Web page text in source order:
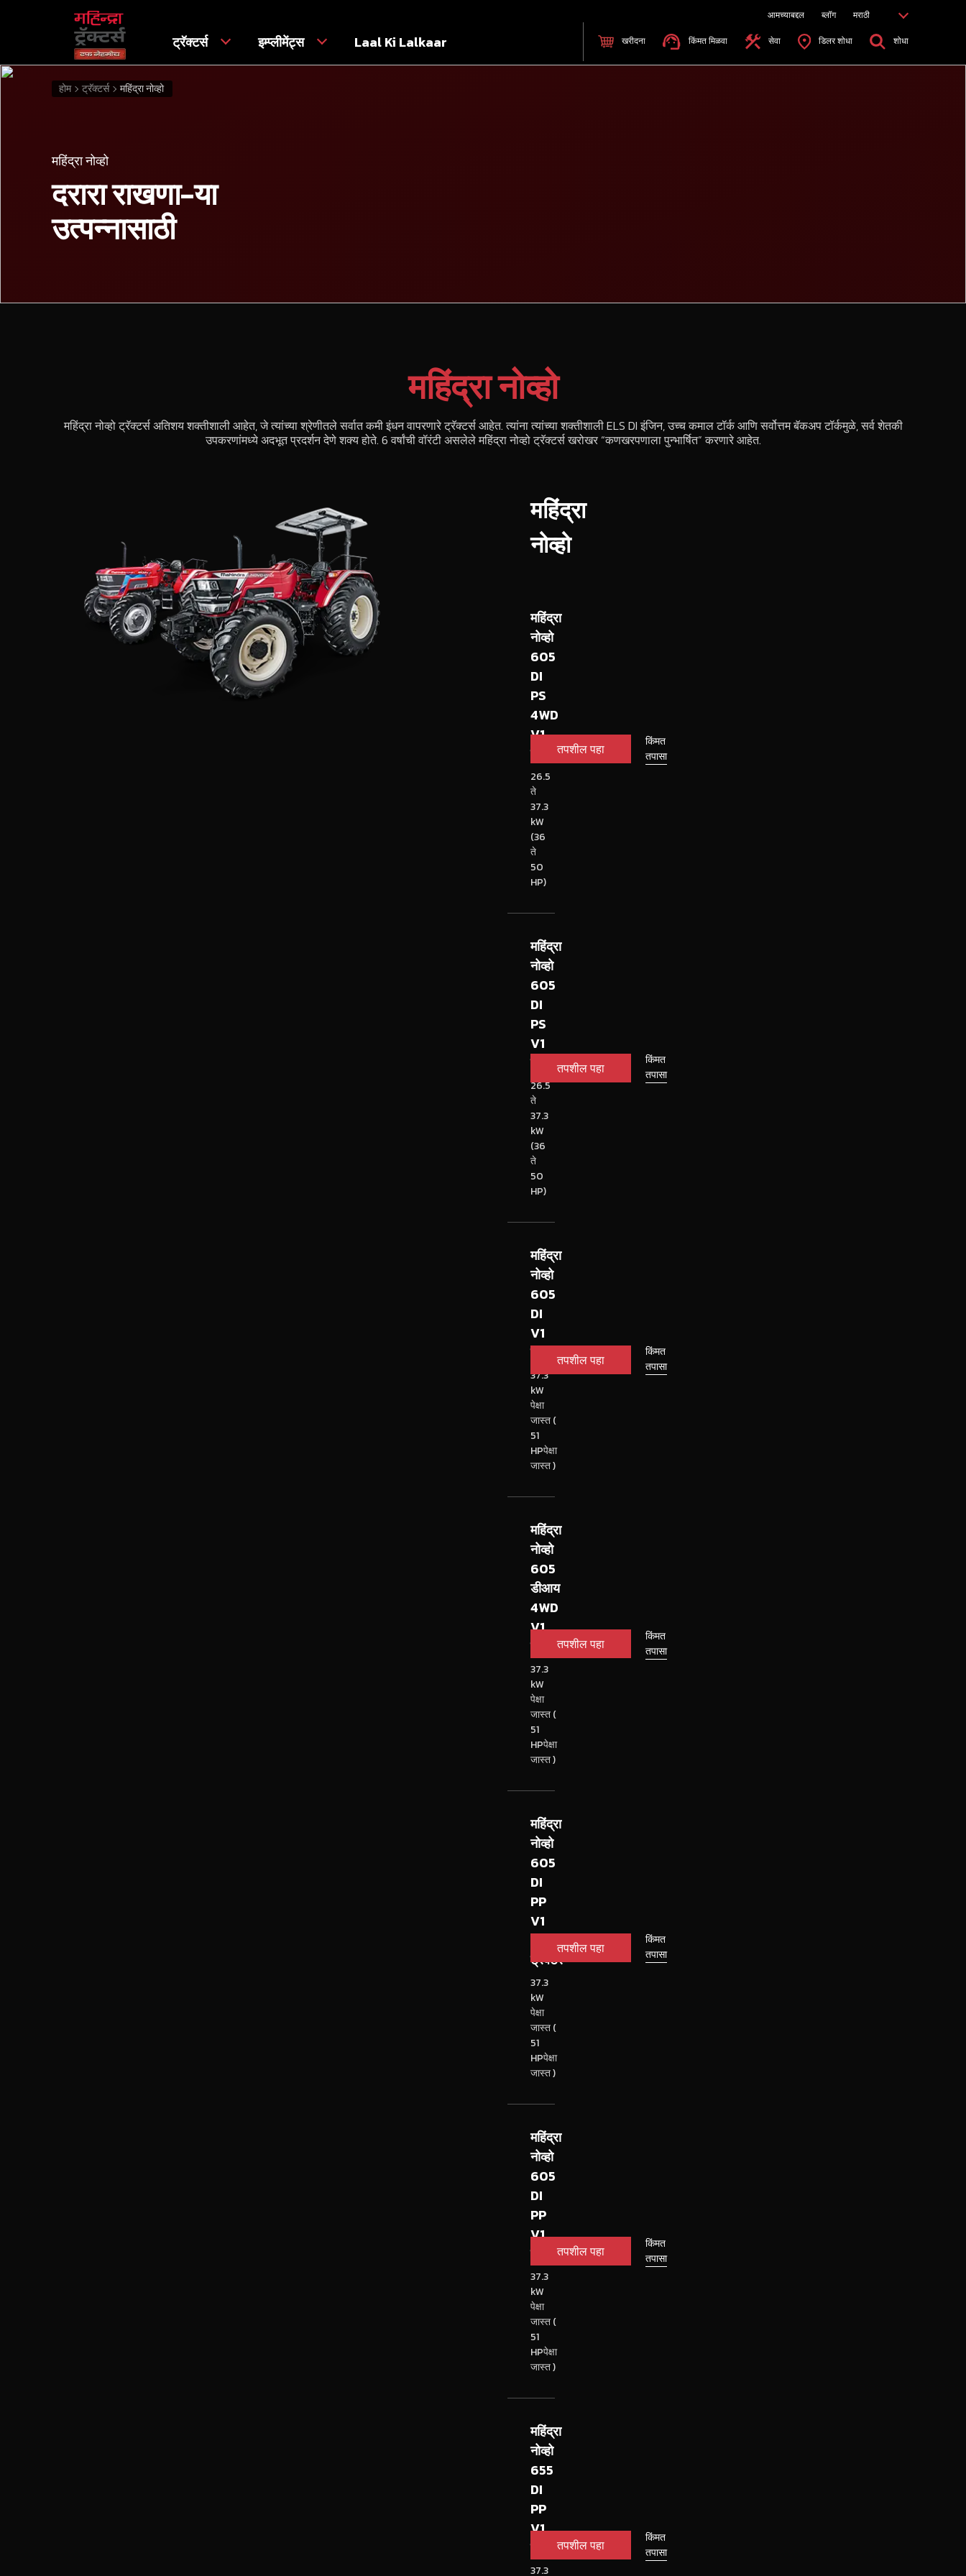
आमच्याबद्दल ब्लॉग मराठी
ट्रॅक्टर्स इम्प्लीमेंट्स Laal Ki Lalkaar खरीदना किंमत मिळवा सेवा डिलर शोधा शोधा
होम ट्रॅक्टर्स महिंद्रा नोव्हो
महिंद्रा नोव्हो
दरारा राखणा-या
उत्पन्नासाठी
महिंद्रा नोव्हो
महिंद्रा नोव्हो ट्रॅक्टर्स अतिशय शक्तीशाली आहेत, जे त्यांच्या श्रेणीतले सर्वात कमी इंधन वापरणारे ट्रॅक्टर्स आहेत. त्यांना त्यांच्या शक्तीशाली ELS DI इंजिन, उच्च कमाल टॉर्क आणि सर्वोत्तम बॅकअप टॉर्कमुळे, सर्व शेतकी
उपकरणांमध्ये अदभूत प्रदर्शन देणे शक्य होते. 6 वर्षांची वॉरंटी असलेले महिंद्रा नोव्हो ट्रॅक्टर्स खरोखर “कणखरपणाला पुन्भार्षित” करणारे आहेत.
महिंद्रा
नोव्हो
महिंद्रा
नोव्हो
605
DI
PS
4WD
V1
ट्रॅक्टर
26.5
ते
37.3
kW
(36
ते
50
HP)
तपशील पहा
किंमत
तपासा
महिंद्रा
नोव्हो
605
DI
PS
V1
ट्रॅक्टर
26.5
ते
37.3
kW
(36
ते
50
HP)
तपशील पहा
किंमत
तपासा
महिंद्रा
नोव्हो
605
DI
V1
ट्रॅक्टर
37.3
kW
पेक्षा
जास्त (
51
HPपेक्षा
जास्त )
तपशील पहा
किंमत
तपासा
महिंद्रा
नोव्हो
605
डीआय
4WD
V1
ट्रॅक्टर
37.3
kW
पेक्षा
जास्त (
51
HPपेक्षा
जास्त )
तपशील पहा
किंमत
तपासा
महिंद्रा
नोव्हो
605
DI
PP
V1
4WD
ट्रॅक्टर
37.3
kW
पेक्षा
जास्त (
51
HPपेक्षा
जास्त )
तपशील पहा
किंमत
तपासा
महिंद्रा
नोव्हो
605
DI
PP
V1
ट्रॅक्टर
37.3
kW
पेक्षा
जास्त (
51
HPपेक्षा
जास्त )
तपशील पहा
किंमत
तपासा
महिंद्रा
नोव्हो
655
DI
PP
V1
ट्रॅक्टर
37.3
तपशील पहा
किंमत
तपासा